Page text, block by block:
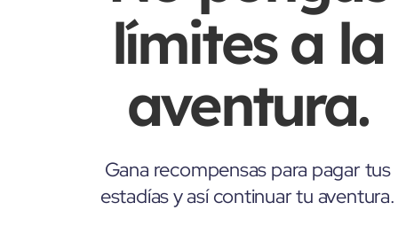
límites a la
aventura.
Gana recompensas para pagar tus
estadías y así continuar tu aventura.